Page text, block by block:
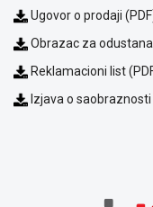
Blog
Način
Isporuka
Podrška
Ugovor o prodaji
Obrazac za
Reklamacioni list
Izjava o saobraznosti